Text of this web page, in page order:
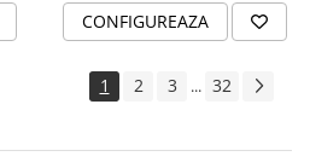
CONFIGUREAZA
1 2 3 ... 32